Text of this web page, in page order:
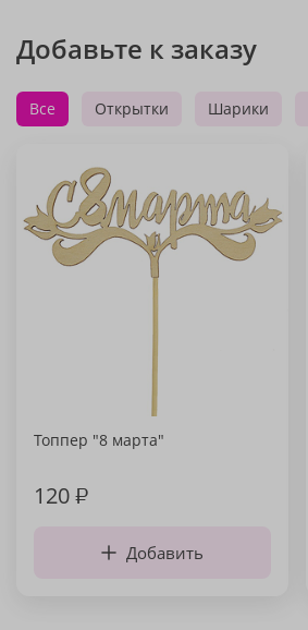
Добавьте к заказу
Все Открытки Шарики
Топпер "8 марта"
120₽
Добавить